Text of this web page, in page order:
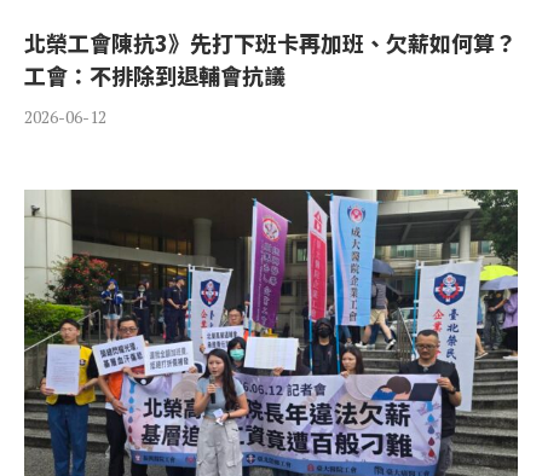
北榮工會陳抗3》先打下班卡再加班、欠薪如何算？
工會：不排除到退輔會抗議
2026-06-12